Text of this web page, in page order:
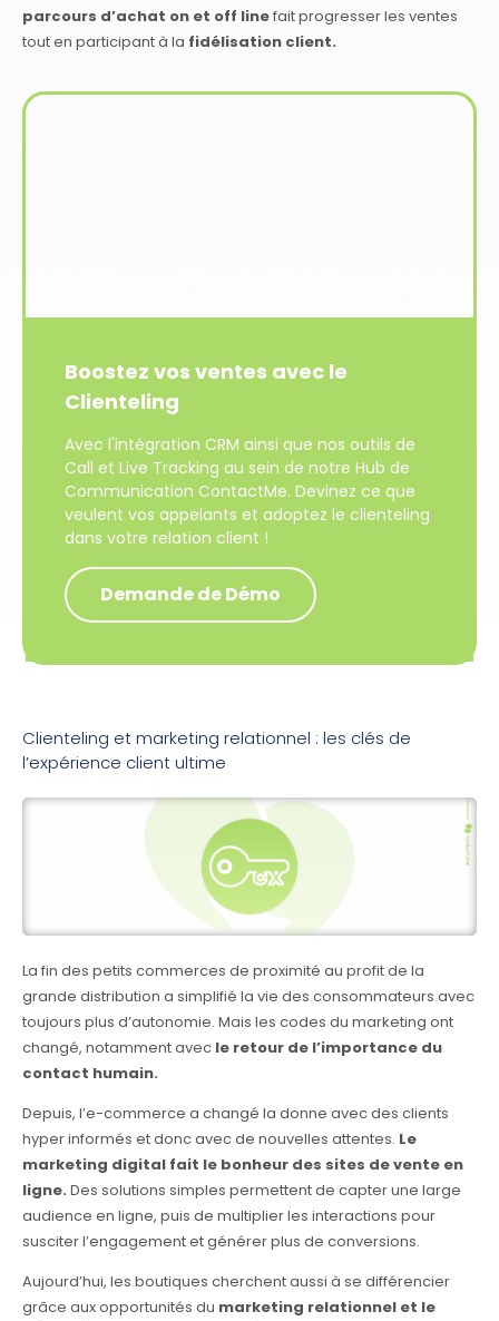
parcours d’achat on et off linefait progresser les ventes
tout en participant à la fidélisation client.
Boostez vos ventes avec le
Clienteling
Avec l'intégration CRM ainsi que nos outils de
Call et Live Tracking au sein de notre Hub de
Communication ContactMe. Devinez ce que
veulent vos appelants et adoptez le clienteling
dans votre relation client !
Demande de Démo
Clienteling et marketing relationnel : les clés de
l’expérience client ultime
La fin des petits commerces de proximité au profit de la
grande distribution a simplifié la vie des consommateurs avec
toujours plus d’autonomie. Mais les codes du marketing ont
changé, notamment avec le retour de l’importance du
contact humain.
Depuis, l’e-commerce a changé la donne avec des clients
hyper informés et donc avec de nouvelles attentes. Le
marketing digital fait le bonheur des sites de vente en
ligne. Des solutions simples permettent de capter une large
audience en ligne, puis de multiplier les interactions pour
susciter l’engagement et générer plus de conversions.
Aujourd’hui, les boutiques cherchent aussi à se différencier
grâce aux opportunités du marketing relationnel et le